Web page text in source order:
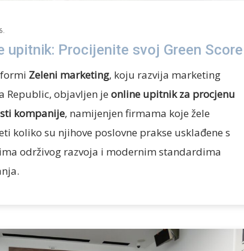
upitnik: Procijenite svoj Green Score
Zeleni marketing, koju razvija marketing
Republic, objavljen je online upitnik za procjenu
kompanije, namijenjen firmama koje žele
koliko su njihove poslovne prakse usklađene s
održivog razvoja i modernim standardima